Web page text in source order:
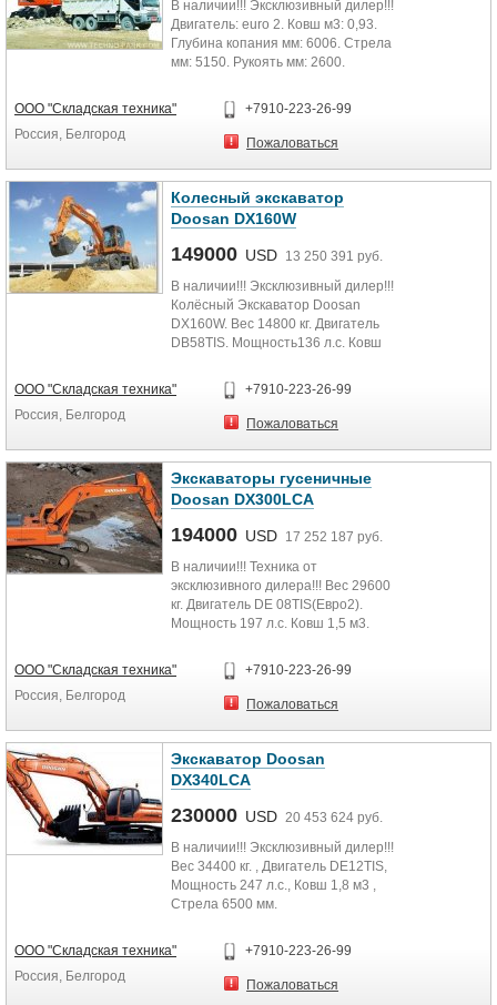
4.41
Усилие копания на рукояти (ISO)
ton 2.93
Макс. радиус копания mm 6060
Макс. высота копания mm 5785
Габаритная ширина mm 1980
Звоните, есть очень выгодные
предложения по технике DOOSAN
-магнитола;
-комплект ЗИП;
-инструкция по эксплуатации.
Гарантия 18 месяцев или 3000
Осуществляем гарантийное и
сервисное обслуживание!!!
В наличии!!! Эксклюзивный дилер!!!
Двигатель: euro 2. Ковш м3: 0,93.
Глубина копания мм: 6006. Стрела
мм: 5150. Рукоять мм: 2600.
гидравлический насос сдвоенного
типа; дополнительная гидролиния;
аутригеры, бульдозерный отвал;
магнитола; Гарантия 18 месяцев
или 3000 моточасов!
Осуществляем гарантийное и
сервисное обслуживание!
ООО "Складская техника"
Россия, Белгород
+7910-223-26-99
Пожаловаться
Колесный экскаватор
Doosan DX160W
149000 USD 13 250 391 руб.
В наличии!!! Эксклюзивный дилер!!!
Колёсный Экскаватор Doosan
DX160W. Вес 14800 кг. Двигатель
DB58TIS. Мощность136 л.с. Ковш
2500мм. Глубина копания 5190мм.
Комплектация: дополнительная
гидролиния; аутригеры спереди и
воздуха; магнитола.
Гарантия 18 месяцев или 3000
моточасов! Осуществляем
гарантийное и сервисное
ООО "Складская техника"
Россия, Белгород
+7910-223-26-99
Пожаловаться
Экскаваторы гусеничные
Doosan DX300LCA
194000 USD 17 252 187 руб.
В наличии!!! Техника от
эксклюзивного дилера!!! Вес 29600
кг. Двигатель DE 08TIS(Евро2).
Мощность 197 л.с. Ковш 1,5 м3.
Глубина копания 7360 мм.
КОМПЛЕКТАЦИЯ: дополнительная
гидролиния; гидрозамки цилиндров
Гарантия 18 месяцев или 3000
моточасов;
Осуществляем гарантийное и
сервисное обслуживание!
ООО "Складская техника"
Россия, Белгород
+7910-223-26-99
Пожаловаться
Экскаватор Doosan
DX340LCA
230000 USD 20 453 624 руб.
В наличии!!! Эксклюзивный дилер!!!
Вес 34400 кг. , Двигатель DE12TIS,
Мощность 247 л.с., Ковш 1,8 м3 ,
Стрела 6500 мм.
7533 мм. КОМПЛЕКТАЦИЯ:
дополнительная гидролиния;
- гидрозамки цилиндров рукояти и
ООО "Складская техника"
Россия, Белгород
+7910-223-26-99
Пожаловаться